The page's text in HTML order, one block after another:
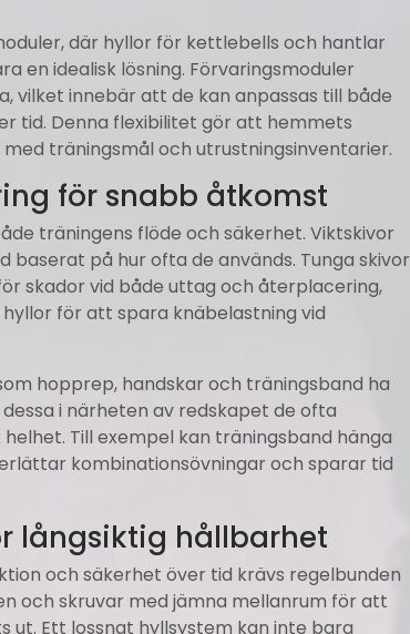
där hyllor för kettlebells och hantlar
en idealisk lösning. Förvaringsmoduler
vilket innebär att de kan anpassas till både
tid. Denna flexibilitet gör att hemmets
träningsmål och utrustningsinventarier.
för snabb åtkomst
träningens flöde och säkerhet. Viktskivor
på hur ofta de används. Tunga skivor
skador vid både uttag och återplacering,
för att spara knäbelastning vid
hopprep, handskar och träningsband ha
i närheten av redskapet de ofta
Till exempel kan träningsband hänga
kombinationsövningar och sparar tid
långsiktig hållbarhet
och säkerhet över tid krävs regelbunden
och skruvar med jämna mellanrum för att
ut. Ett lossnat hyllsystem kan inte bara